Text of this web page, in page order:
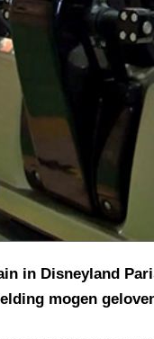
in Disneyland
mogen